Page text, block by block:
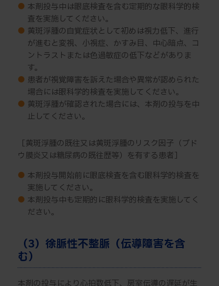
● 本剤投与中は眼底検査を含む定期的な眼科学的検
査を実施してください。
● 黄斑浮腫の自覚症状として初めは視力低下、進行
が進むと変視、小視症、かすみ目、中心暗点、コ
ントラストまたは色過敏症の低下などがありま
す。
● 患者が視覚障害を訴えた場合や異常が認められた
場合には眼科学的検査を実施してください。
● 黄斑浮腫が確認された場合には、本剤の投与を中
止してください。
［黄斑浮腫の既往又は黄斑浮腫のリスク因子（ブド
ウ膜炎又は糖尿病の既往歴等）を有する患者］
● 本剤投与開始前に眼底検査を含む眼科学的検査を
実施してください。
● 本剤投与中も定期的に眼科学的検査を実施してく
ださい。
（3）徐脈性不整脈（伝導障害を含
む）
本剤の投与により心拍数低下、房室伝導の遅延が生